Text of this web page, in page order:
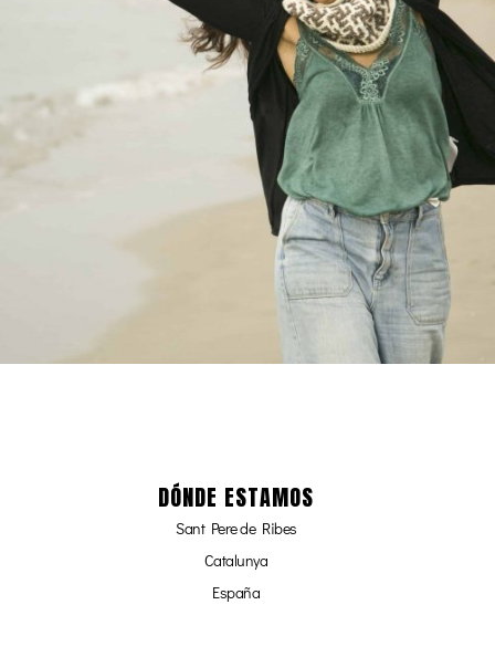
DÓNDE ESTAMOS
Sant Pere de Ribes
Catalunya
España